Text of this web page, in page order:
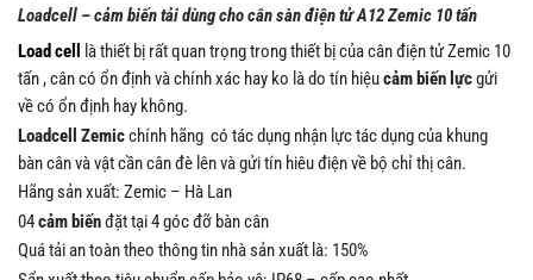
Loadcell – cảm biến tải dùng cho cân sàn điện tử A12 Zemic 10 tấn
Load cell
là thiết bị rất quan trọng trong thiết bị của cân điện tử Zemic 10
tấn , cân có ổn định và chính xác hay ko là do tín hiệucảm biến lựcgửi
về có ổn định hay không.
Loadcell Zemicchính hãng có tác dụng nhận lực tác dụng của khung
bàn cân và vật cần cân đè lên và gửi tín hiêu điện về bộ chỉ thị cân.
Hãng sản xuất: Zemic – Hà Lan
04cảm biếnđặt tại 4 góc đỡ bàn cân
Quá tải an toàn theo thông tin nhà sản xuất là: 150%